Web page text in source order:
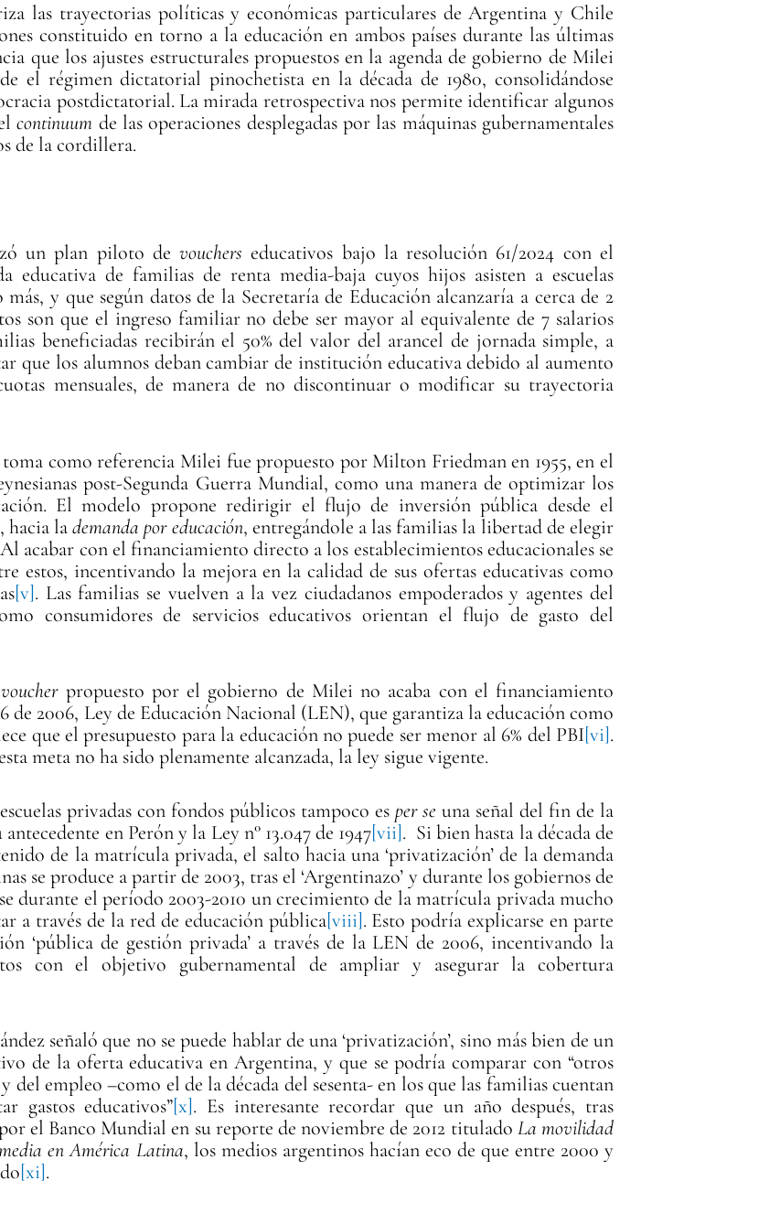
las trayectorias políticas y económicas particulares de Argentina y Chile
constituido en torno a la educación en ambos países durante las últimas
que los ajustes estructurales propuestos en la agenda de gobierno de Milei
el régimen dictatorial pinochetista en la década de 1980, consolidándose
postdictatorial. La mirada retrospectiva nos permite identificar algunos
continuum de las operaciones desplegadas por las máquinas gubernamentales
de la cordillera.
un plan piloto devouchers educativos bajo la resolución 61/2024 con el
educativa de familias de renta media-baja cuyos hijos asisten a escuelas
y que según datos de la Secretaría de Educación alcanzaría a cerca de 2
son que el ingreso familiar no debe ser mayor al equivalente de 7 salarios
beneficiadas recibirán el 50% del valor del arancel de jornada simple, a
que los alumnos deban cambiar de institución educativa debido al aumento
mensuales, de manera de no discontinuar o modificar su trayectoria
como referencia Milei fue propuesto por Milton Friedman en 1955, en el
post-Segunda Guerra Mundial, como una manera de optimizar los
El modelo propone redirigir el flujo de inversión pública desde el
hacia lademanda por educación, entregándole a las familias la libertad de elegir
acabar con el financiamiento directo a los establecimientos educacionales se
estos, incentivando la mejora en la calidad de sus ofertas educativas como
[v]. Las familias se vuelven a la vez ciudadanos empoderados y agentes del
consumidores de servicios educativos orientan el flujo de gasto del
voucher propuesto por el gobierno de Milei no acaba con el financiamiento
de 2006, Ley de Educación Nacional (LEN), que garantiza la educación como
que el presupuesto para la educación no puede ser menor al 6% del PBI[vi].
meta no ha sido plenamente alcanzada, la ley sigue vigente.
privadas con fondos públicos tampoco es per se una señal del fin de la
en Perón y la Ley n° 13.047 de 1947[vii]. Si bien hasta la década de
de la matrícula privada, el salto hacia una ‘privatización’ de la demanda
se produce a partir de 2003, tras el ‘Argentinazo’ y durante los gobiernos de
durante el período 2003-2010 un crecimiento de la matrícula privada mucho
a través de la red de educación pública[viii]. Esto podría explicarse en parte
‘pública de gestión privada’ a través de la LEN de 2006, incentivando la
con el objetivo gubernamental de ampliar y asegurar la cobertura
señaló que no se puede hablar de una ‘privatización’, sino más bien de un
de la oferta educativa en Argentina, y que se podría comparar con “otros
empleo –como el de la década del sesenta- en los que las familias cuentan
gastos educativos”[x]. Es interesante recordar que un año después, tras
el Banco Mundial en su reporte de noviembre de 2012 titulado La movilidad
en América Latina, los medios argentinos hacían eco de que entre 2000 y
[xi].